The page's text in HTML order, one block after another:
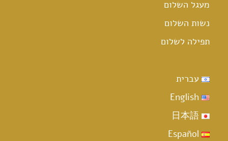
מעגל השלום
נשות השלום
תפילה לשלום
עברית
English
日本語
Español